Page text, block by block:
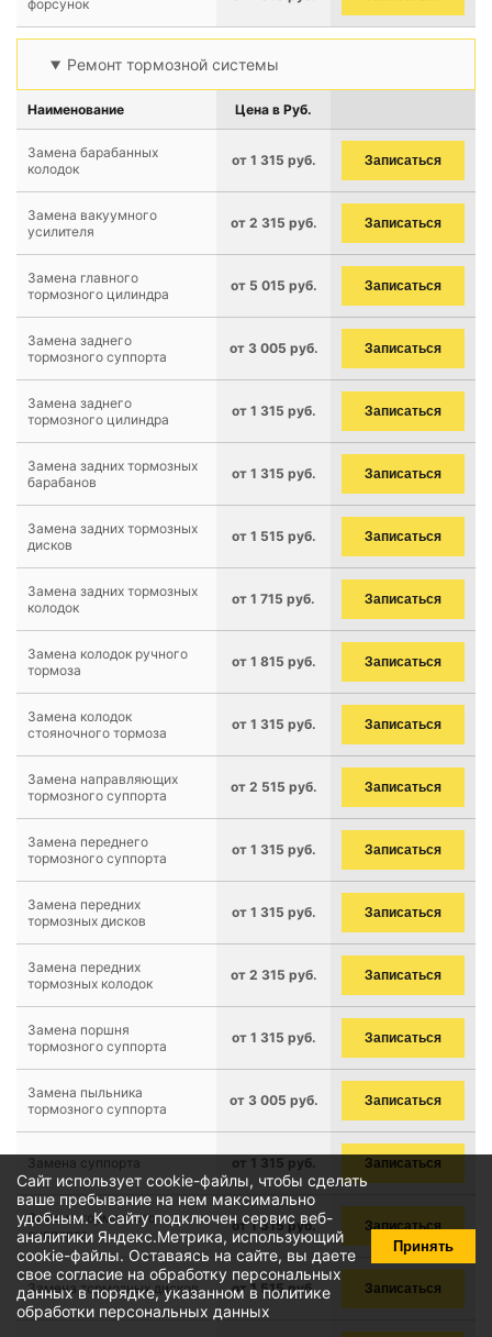
форсунок
Ремонт тормозной системы
Наименование Цена в Руб.
Замена барабанных
колодок
от 1 315 руб. Записаться
Замена вакуумного
усилителя
от 2 315 руб. Записаться
Замена главного
тормозного цилиндра
от 5 015 руб. Записаться
Замена заднего
тормозного суппорта
от 3 005 руб. Записаться
Замена заднего
тормозного цилиндра
от 1 315 руб. Записаться
Замена задних тормозных
барабанов
от 1 315 руб. Записаться
Замена задних тормозных
дисков
от 1 515 руб. Записаться
Замена задних тормозных
колодок
от 1 715 руб. Записаться
Замена колодок ручного
тормоза
от 1 815 руб. Записаться
Замена колодок
стояночного тормоза
от 1 315 руб. Записаться
Замена направляющих
тормозного суппорта
от 2 515 руб. Записаться
Замена переднего
тормозного суппорта
от 1 315 руб. Записаться
Замена передних
тормозных дисков
от 1 315 руб. Записаться
Замена передних
тормозных колодок
от 2 315 руб. Записаться
Замена поршня
тормозного суппорта
от 1 315 руб. Записаться
Замена пыльника
тормозного суппорта
от 3 005 руб. Записаться
Замена суппорта от 1 315 руб. Записаться
Замена тормозного
суппорта
от 1 315 руб. Записаться
Замена тормозных дисков от 1 515 руб. Записаться
Сайт использует cookie-файлы, чтобы сделать
ваше пребывание на нем максимально
удобным. К cайту подключен сервис веб-
аналитики Яндекс.Метрика, использующий
cookie-файлы. Оставаясь на сайте, вы даете
свое согласие на обработку персональных
данныхв порядке, указанном вполитике
обработки персональных данных
Принять